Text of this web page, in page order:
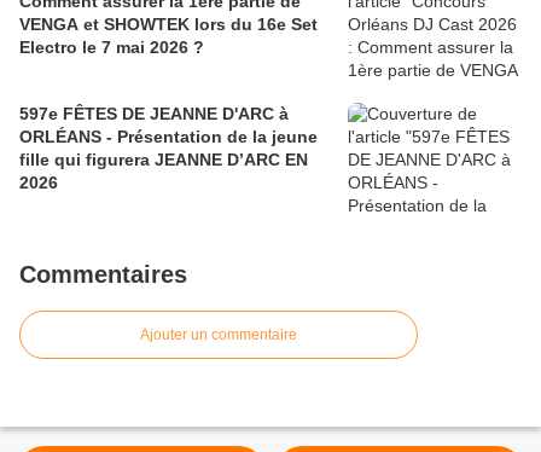
VENGA et SHOWTEK lors du 16e Set
Electro le 7 mai 2026 ?
597e FÊTES DE JEANNE D'ARC à
ORLÉANS - Présentation de la jeune
fille qui figurera JEANNE D’ARC EN
2026
Commentaires
Ajouter un commentaire